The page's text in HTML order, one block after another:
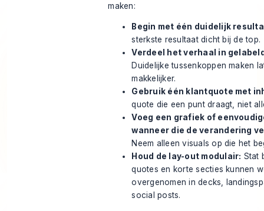
maken:
Begin met één duidelijk
sterkste resultaat dicht bij de top.
Verdeel het verhaal in
Duidelijke tussenkoppen maken
makkelijker.
Gebruik één klantquote met
quote die een punt draagt, niet
Voeg een grafiek of
wanneer die de verandering
Neem alleen visuals op die het
Houd de lay-out modulair: Stat
quotes en korte secties kunnen
overgenomen in decks,
social posts.